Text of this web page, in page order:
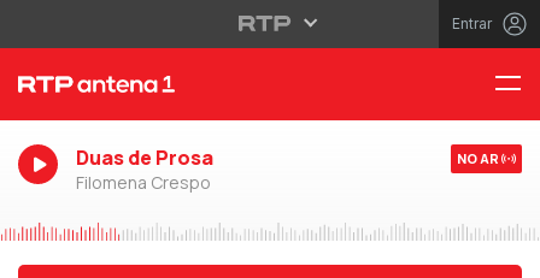
Entrar
Duas de Prosa
Filomena Crespo
NO AR